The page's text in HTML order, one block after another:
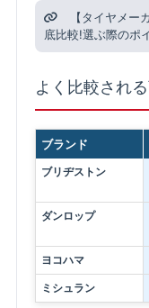
【タイヤメー
底比較!選ぶ際のポ
よく比較され
ブランド
ブリヂストン
ダンロップ
ヨコハマ
ミシュラン